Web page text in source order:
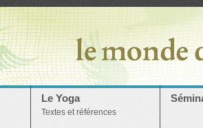
Le Yoga
Textes et références